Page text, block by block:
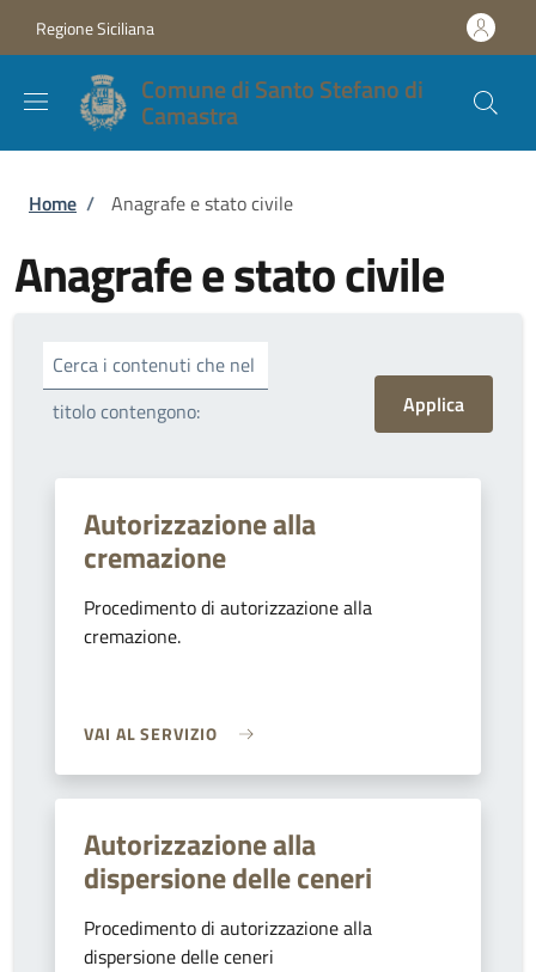
Regione Siciliana
Comune di Santo Stefano di
Camastra
Briciole di pane
Home / Anagrafe e stato civile
Anagrafe e stato civile
Cerca i contenuti che nel
titolo contengono:
Autorizzazione alla
cremazione
Procedimento di autorizzazione alla
cremazione.
VAI AL SERVIZIO
Autorizzazione alla
dispersione delle ceneri
Procedimento di autorizzazione alla
dispersione delle ceneri